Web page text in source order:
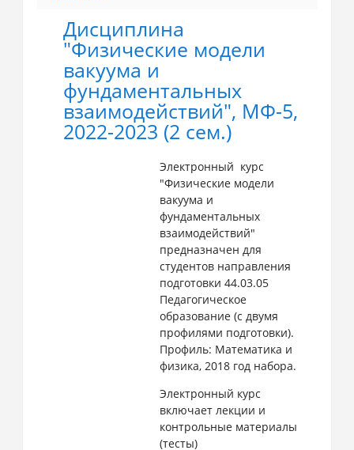
Дисциплина
"Физические модели
вакуума и
фундаментальных
взаимодействий", МФ-5,
2022-2023 (2 сем.)
Электронный курс
"Физические модели
вакуума и
фундаментальных
взаимодействий"
предназначен для
студентов направления
подготовки 44.03.05
Педагогическое
образование (с двумя
профилями подготовки).
Профиль: Математика и
физика, 2018 год набора.
Электронный курс
включает лекции и
контрольные материалы
(тесты)